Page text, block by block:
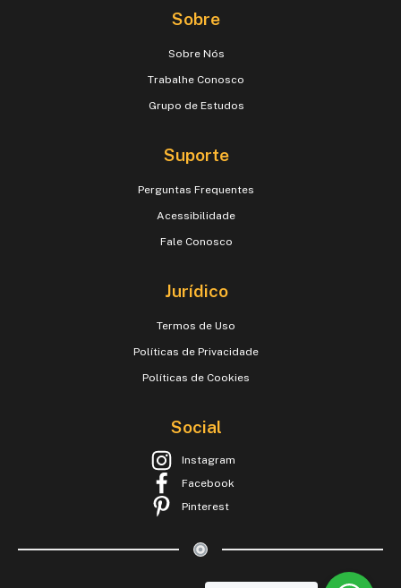
Sobre
Sobre Nós
Trabalhe Conosco
Grupo de Estudos
Suporte
Perguntas Frequentes
Acessibilidade
Fale Conosco
Jurídico
Termos de Uso
Políticas de Privacidade
Políticas de Cookies
Social
Instagram
Facebook
Pinterest